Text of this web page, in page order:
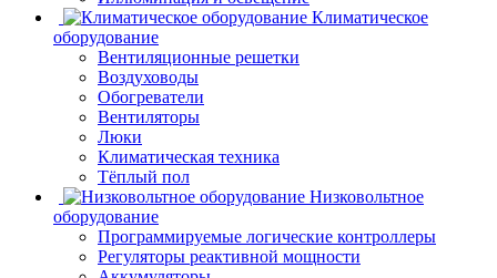
Климатическое
оборудование
Вентиляционные решетки
Воздуховоды
Обогреватели
Вентиляторы
Люки
Климатическая техника
Тёплый пол
Низковольтное
оборудование
Программируемые логические контроллеры
Регуляторы реактивной мощности